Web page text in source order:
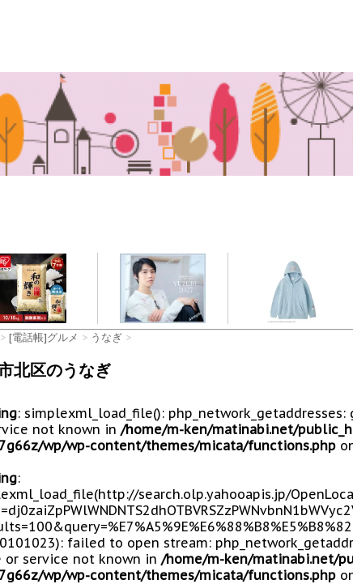
> [電話帳]グルメ > うなぎ >
北区のうなぎ
: simplexml_load_file():
not known in /home/m-ken/matinabi.net/
wp/wp-content/themes/micata/functions.php
:
search.olp.yahooapis.jp/
failed to open stream:
or service not known in /home/m-ken/matinabi.net/
wp/wp-content/themes/micata/functions.php